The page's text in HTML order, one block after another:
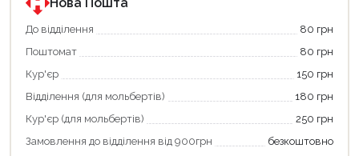
До відділення
80 грн
Поштомат
80 грн
Кур'єр
150 грн
Відділення (для мольбертів)
180 грн
Кур'єр (для мольбертів)
250 грн
Замовлення до відділення від 900грн
безкоштовно